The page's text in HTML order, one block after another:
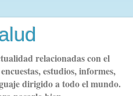
relacionadas con el
estudios, informes,
dirigido a todo el mundo.